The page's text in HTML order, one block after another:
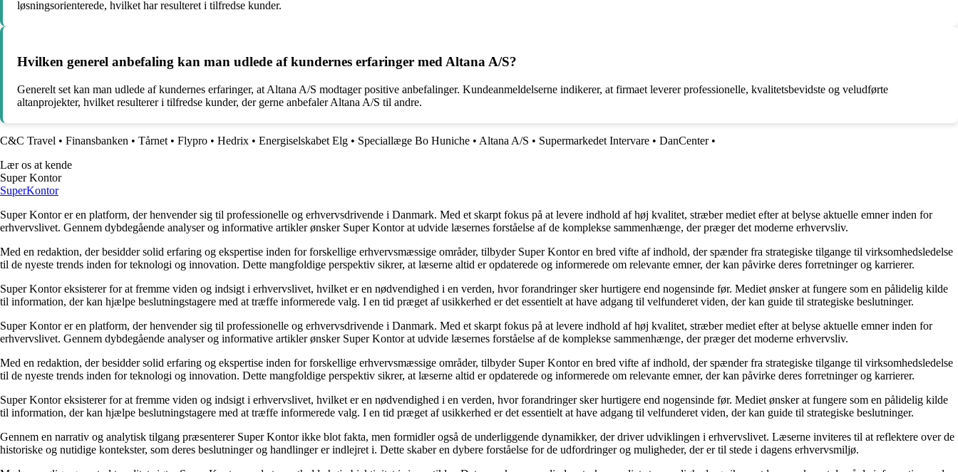
løsningsorienterede, hvilket har resulteret i tilfredse kunder.
Hvilken generel anbefaling kan man udlede af kundernes erfaringer med Altana A/S?
Generelt set kan man udlede af kundernes erfaringer, at Altana A/S modtager positive anbefalinger. Kundeanmeldelserne indikerer, at firmaet leverer professionelle, kvalitetsbevidste og veludførte
altanprojekter, hvilket resulterer i tilfredse kunder, der gerne anbefaler Altana A/S til andre.
C&C Travel • Finansbanken • Tårnet • Flypro • Hedrix • Energiselskabet Elg • Speciallæge Bo Huniche • Altana A/S • Supermarkedet Intervare • DanCenter•
Lær os at kende
Super Kontor
SuperKontor
Super Kontor er en platform, der henvender sig til professionelle og erhvervsdrivende i Danmark. Med et skarpt fokus på at levere indhold af høj kvalitet, stræber mediet efter at belyse aktuelle emner inden for
erhvervslivet. Gennem dybdegående analyser og informative artikler ønsker Super Kontor at udvide læsernes forståelse af de komplekse sammenhænge, der præger det moderne erhvervsliv.
Med en redaktion, der besidder solid erfaring og ekspertise inden for forskellige erhvervsmæssige områder, tilbyder Super Kontor en bred vifte af indhold, der spænder fra strategiske tilgange til virksomhedsledelse
til de nyeste trends inden for teknologi og innovation. Dette mangfoldige perspektiv sikrer, at læserne altid er opdaterede og informerede om relevante emner, der kan påvirke deres forretninger og karrierer.
Super Kontor eksisterer for at fremme viden og indsigt i erhvervslivet, hvilket er en nødvendighed i en verden, hvor forandringer sker hurtigere end nogensinde før. Mediet ønsker at fungere som en pålidelig kilde
til information, der kan hjælpe beslutningstagere med at træffe informerede valg. I en tid præget af usikkerhed er det essentielt at have adgang til velfunderet viden, der kan guide til strategiske beslutninger.
Super Kontor er en platform, der henvender sig til professionelle og erhvervsdrivende i Danmark. Med et skarpt fokus på at levere indhold af høj kvalitet, stræber mediet efter at belyse aktuelle emner inden for
erhvervslivet. Gennem dybdegående analyser og informative artikler ønsker Super Kontor at udvide læsernes forståelse af de komplekse sammenhænge, der præger det moderne erhvervsliv.
Med en redaktion, der besidder solid erfaring og ekspertise inden for forskellige erhvervsmæssige områder, tilbyder Super Kontor en bred vifte af indhold, der spænder fra strategiske tilgange til virksomhedsledelse
til de nyeste trends inden for teknologi og innovation. Dette mangfoldige perspektiv sikrer, at læserne altid er opdaterede og informerede om relevante emner, der kan påvirke deres forretninger og karrierer.
Super Kontor eksisterer for at fremme viden og indsigt i erhvervslivet, hvilket er en nødvendighed i en verden, hvor forandringer sker hurtigere end nogensinde før. Mediet ønsker at fungere som en pålidelig kilde
til information, der kan hjælpe beslutningstagere med at træffe informerede valg. I en tid præget af usikkerhed er det essentielt at have adgang til velfunderet viden, der kan guide til strategiske beslutninger.
Gennem en narrativ og analytisk tilgang præsenterer Super Kontor ikke blot fakta, men formidler også de underliggende dynamikker, der driver udviklingen i erhvervslivet. Læserne inviteres til at reflektere over de
historiske og nutidige kontekster, som deres beslutninger og handlinger er indlejret i. Dette skaber en dybere forståelse for de udfordringer og muligheder, der er til stede i dagens erhvervsmiljø.